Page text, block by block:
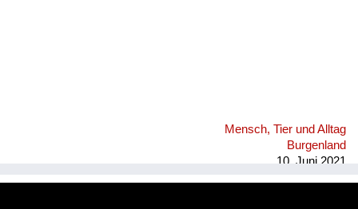
Mensch, Tier und Alltag
Burgenland
10. Juni 2021